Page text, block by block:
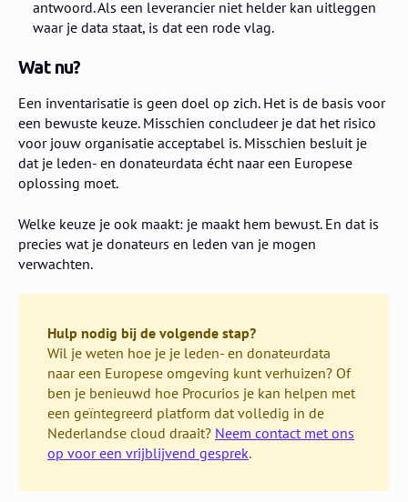
antwoord. Als een leverancier niet helder kan uitleggen
waar je data staat, is dat een rode vlag.
Wat nu?
Een inventarisatie is geen doel op zich. Het is de basis voor
een bewuste keuze. Misschien concludeer je dat het risico
voor jouw organisatie acceptabel is. Misschien besluit je
dat je leden- en donateurdata écht naar een Europese
oplossing moet.
Welke keuze je ook maakt: je maakt hem bewust. En dat is
precies wat je donateurs en leden van je mogen
verwachten.
Hulp nodig bij de volgende stap?
Wil je weten hoe je je leden- en donateurdata
naar een Europese omgeving kunt verhuizen? Of
ben je benieuwd hoe Procurios je kan helpen met
een geïntegreerd platform dat volledig in de
Nederlandse cloud draait? Neem contact met ons
op voor een vrijblijvend gesprek.